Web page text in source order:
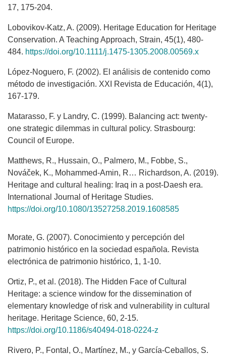
17, 175-204.
Lobovikov-Katz, A. (2009). Heritage Education for Heritage
Conservation. A Teaching Approach, Strain, 45(1), 480-
484. https://doi.org/10.1111/j.1475-1305.2008.00569.x
López-Noguero, F. (2002). El análisis de contenido como
método de investigación. XXI Revista de Educación, 4(1),
167-179.
Matarasso, F. y Landry, C. (1999). Balancing act: twenty-
one strategic dilemmas in cultural policy. Strasbourg:
Council of Europe.
Matthews, R., Hussain, O., Palmero, M., Fobbe, S.,
Nováček, K., Mohammed-Amin, R… Richardson, A. (2019).
Heritage and cultural healing: Iraq in a post-Daesh era.
International Journal of Heritage Studies.
https://doi.org/10.1080/13527258.2019.1608585
Morate, G. (2007). Conocimiento y percepción del
patrimonio histórico en la sociedad española. Revista
electrónica de patrimonio histórico, 1, 1-10.
Ortiz, P., et al. (2018). The Hidden Face of Cultural
Heritage: a science window for the dissemination of
elementary knowledge of risk and vulnerability in cultural
heritage. Heritage Science, 60, 2-15.
https://doi.org/10.1186/s40494-018-0224-z
Rivero, P., Fontal, O., Martínez, M., y García-Ceballos, S.